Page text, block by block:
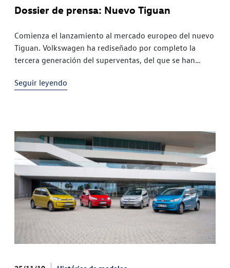
Dossier de prensa: Nuevo Tiguan
Comienza el lanzamiento al mercado europeo del nuevo
Tiguan. Volkswagen ha rediseñado por completo la
tercera generación del superventas, del que se han
mejorado en todos los aspectos. Gracias a los notables
Seguir leyendo